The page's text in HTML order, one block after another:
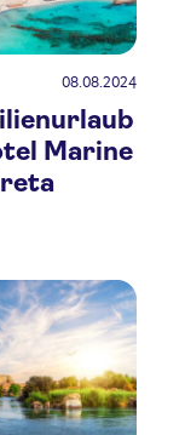
08.08.2024
Marine